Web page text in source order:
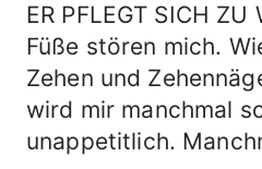
ER PFLEGT SICH
Füße stören mich.
Zehen und
wird mir manchmal
unappetitlich.